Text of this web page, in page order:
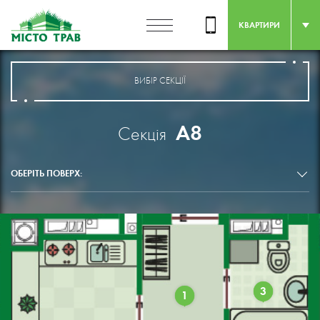
КВАРТИРИ
ВИБІР СЕКЦІЇ
Секція А8
ОБЕРІТЬ ПОВЕРХ:
1 3